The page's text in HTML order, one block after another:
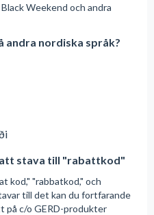
Weekend och andra
andra nordiska språk?
stava till "rabattkod"
kod," "rabbatkod," och
till det kan du fortfarande
på c/o GERD-produkter